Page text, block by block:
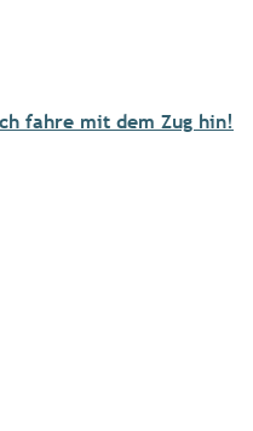
fahre mit dem Zug hin!